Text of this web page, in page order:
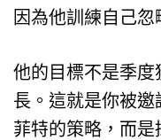
因為他訓練自己忽
他的目標不是季
長。這就是你被
菲特的策略，而